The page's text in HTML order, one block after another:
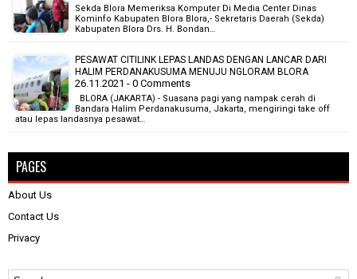
Sekda Blora Memeriksa Komputer Di Media Center Dinas
Kominfo Kabupaten Blora Blora,- Sekretaris Daerah (Sekda)
Kabupaten Blora Drs. H. Bondan…
PESAWAT CITILINK LEPAS LANDAS DENGAN LANCAR DARI
HALIM PERDANAKUSUMA MENUJU NGLORAM BLORA
26.11.2021 - 0 Comments
BLORA (JAKARTA) - Suasana pagi yang nampak cerah di
Bandara Halim Perdanakusuma, Jakarta, mengiringi take off
atau lepas landasnya pesawat…
PAGES
About Us
Contact Us
Privacy